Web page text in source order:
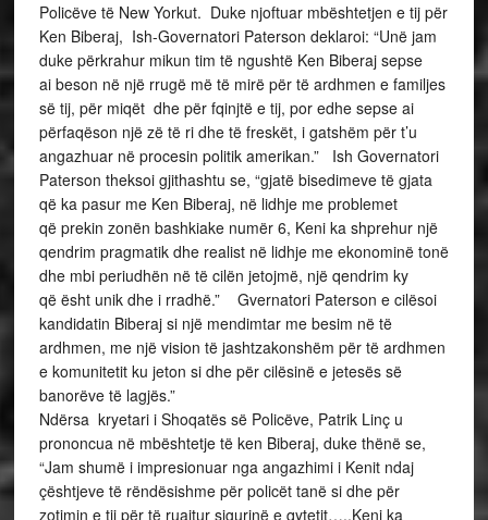
Policëve të New Yorkut. Duke njoftuar mbështetjen e tij për
Ken Biberaj, Ish-Governatori Paterson deklaroi: “Unë jam
duke përkrahur mikun tim të ngushtë Ken Biberaj sepse
ai beson në një rrugë më të mirë për të ardhmen e familjes
së tij, për miqët dhe për fqinjtë e tij, por edhe sepse ai
përfaqëson një zë të ri dhe të freskët, i gatshëm për t’u
angazhuar në procesin politik amerikan.” Ish Governatori
Paterson theksoi gjithashtu se, “gjatë bisedimeve të gjata
që ka pasur me Ken Biberaj, në lidhje me problemet
që prekin zonën bashkiake numër 6, Keni ka shprehur një
qendrim pragmatik dhe realist në lidhje me ekonominë tonë
dhe mbi periudhën në të cilën jetojmë, një qendrim ky
që ësht unik dhe i rradhë.” Gvernatori Paterson e cilësoi
kandidatin Biberaj si një mendimtar me besim në të
ardhmen, me një vision të jashtzakonshëm për të ardhmen
e komunitetit ku jeton si dhe për cilësinë e jetesës së
banorëve të lagjës.”
Ndërsa kryetari i Shoqatës së Policëve, Patrik Linç u
prononcua në mbështetje të ken Biberaj, duke thënë se,
“Jam shumë i impresionuar nga angazhimi i Kenit ndaj
çështjeve të rëndësishme për policët tanë si dhe për
zotimin e tij për të ruajtur sigurinë e qytetit…..Keni ka